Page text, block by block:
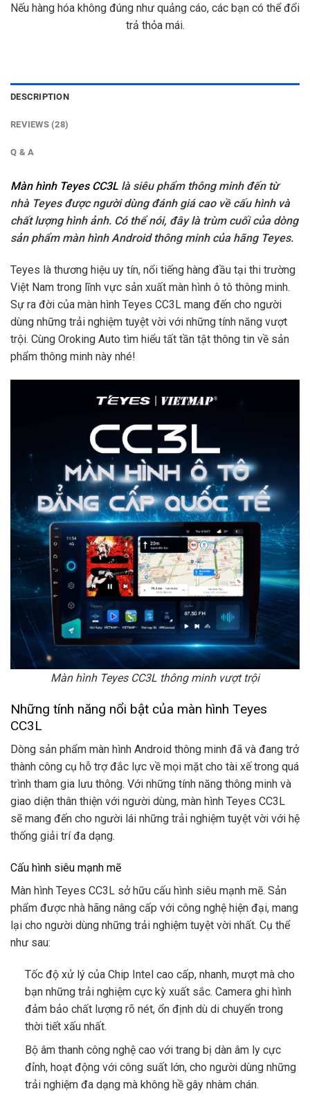
Nếu hàng hóa không đúng như quảng cáo, các bạn có thể đổi
trả thỏa mái.
DESCRIPTION
REVIEWS (28)
Q & A
Màn hình Teyes CC3L là siêu phẩm thông minh đến từ
nhà Teyes được người dùng đánh giá cao về cấu hình và
chất lượng hình ảnh. Có thể nói, đây là trùm cuối của dòng
sản phẩm màn hình Android thông minh của hãng Teyes.
Teyes là thương hiệu uy tín, nổi tiếng hàng đầu tại thi trường
Việt Nam trong lĩnh vực sản xuất màn hình ô tô thông minh.
Sự ra đời của màn hình Teyes CC3L mang đến cho người
dùng những trải nghiệm tuyệt vời với những tính năng vượt
trội. Cùng Oroking Auto tìm hiểu tất tần tật thông tin về sản
phẩm thông minh này nhé!
Màn hình Teyes CC3L thông minh vượt trội
Những tính năng nổi bật của màn hình Teyes
CC3L
Dòng sản phẩm màn hình Android thông minh đã và đang trở
thành công cụ hỗ trợ đắc lực về mọi mặt cho tài xế trong quá
trình tham gia lưu thông. Với những tính năng thông minh và
giao diện thân thiện với người dùng, màn hình Teyes CC3L
sẽ mang đến cho người lái những trải nghiệm tuyệt vời với hệ
thống giải trí đa dạng.
Cấu hình siêu mạnh mẽ
Màn hình Teyes CC3L sở hữu cấu hình siêu mạnh mẽ. Sản
phẩm được nhà hãng nâng cấp với công nghệ hiện đại, mang
lại cho người dùng những trải nghiệm tuyệt vời nhất. Cụ thể
như sau:
Tốc độ xử lý của Chip Intel cao cấp, nhanh, mượt mà cho
bạn những trải nghiệm cực kỳ xuất sắc. Camera ghi hình
đảm bảo chất lượng rõ nét, ổn định dù di chuyển trong
thời tiết xấu nhất.
Bộ âm thanh công nghệ cao với trang bị dàn âm ly cực
đỉnh, hoạt động với công suất lớn, cho người dùng những
trải nghiệm đa dạng mà không hề gây nhàm chán.